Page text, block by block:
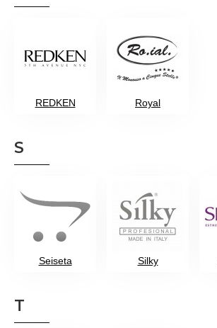
REDKEN Royal
S
Seiseta Silky
T